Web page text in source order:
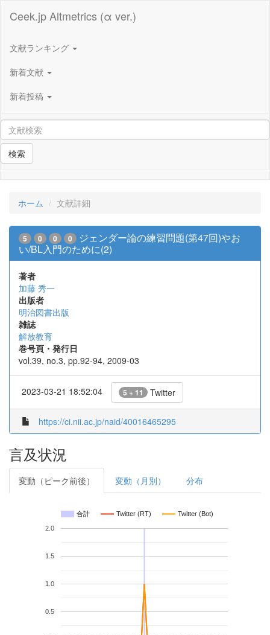
Ceek.jp Altmetrics (α ver.)
文献ランキング
新着文献
新着投稿
検索
ホーム 文献詳細
5 0 0 0
ジェンダー論の練習問題(第47回)やお
い/BL入門のために(2)
著者
加藤 秀一
出版者
明治図書出版
雑誌
解放教育
巻号頁・発行日
vol.39, no.3, pp.92-94, 2009-03
2023-03-21 18:52:04 5 + 11 Twitter
https://ci.nii.ac.jp/naid/40016465295
言及状況
変動（ピーク前後） 変動（月別） 分布
合計 Twitter (RT) Twitter (Bot)
0.5
1.0
1.5
2.0